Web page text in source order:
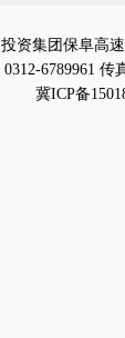
资集团保阜高
6789961 传
冀ICP备